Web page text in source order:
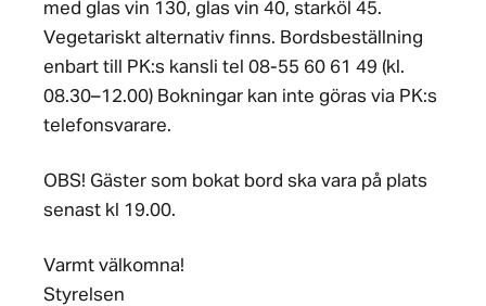
med glas vin 130, glas vin 40, starköl 45.
Vegetariskt alternativ finns. Bordsbeställning
enbart till PK:s kansli tel 08-55 60 61 49 (kl.
08.30–12.00) Bokningar kan inte göras via PK:s
telefonsvarare.
OBS! Gäster som bokat bord ska vara på plats
senast kl 19.00.
Varmt välkomna!
Styrelsen